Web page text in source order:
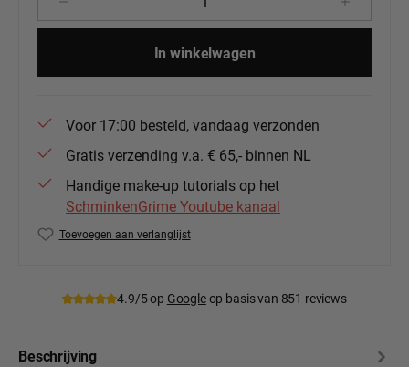
In winkelwagen
Voor 17:00 besteld, vandaag verzonden
Gratis verzending v.a. € 65,- binnen NL
Handige make-up tutorials op het
SchminkenGrime Youtube kanaal
Toevoegen aan verlanglijst
4.9/5 op Googleop basis van 851 reviews
Beschrijving